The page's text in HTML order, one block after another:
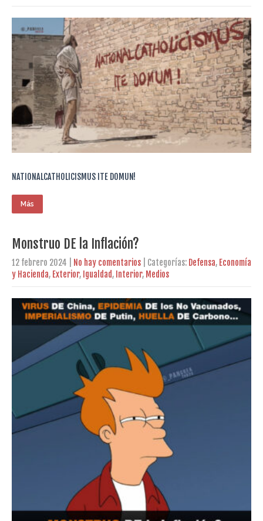
NATIONALCATHOLICISMUS ITE DOMUN!
Más
Monstruo DE la Inflación?
12 febrero 2024 No hay comentarios | Categorías: Defensa, Economía
y Hacienda, Exterior, Igualdad, Interior, Medios